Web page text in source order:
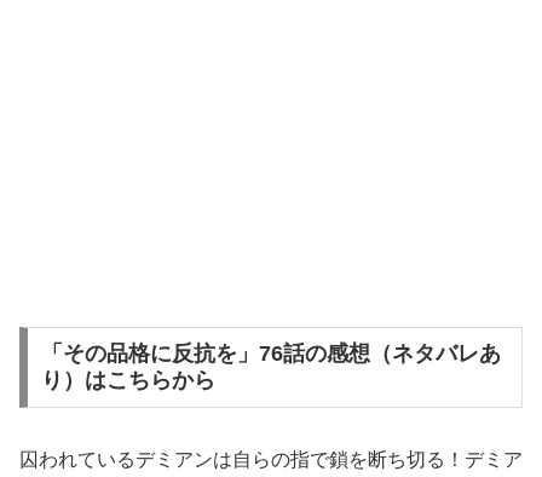
「その品格に反抗を」76話の感想（ネタバレあ
り）はこちらから
囚われているデミアンは自らの指で鎖を断ち切る！デミア